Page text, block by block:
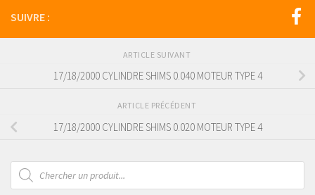
SUIVRE :
ARTICLE SUIVANT
17/18/2000 CYLINDRE SHIMS 0.040 MOTEUR TYPE 4
ARTICLE PRÉCÉDENT
17/18/2000 CYLINDRE SHIMS 0.020 MOTEUR TYPE 4
Recherche
de
produits